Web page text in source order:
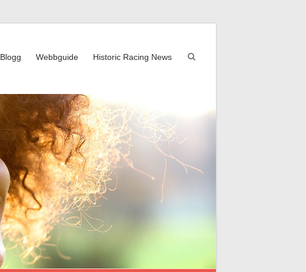
Blogg Webbguide Historic Racing News